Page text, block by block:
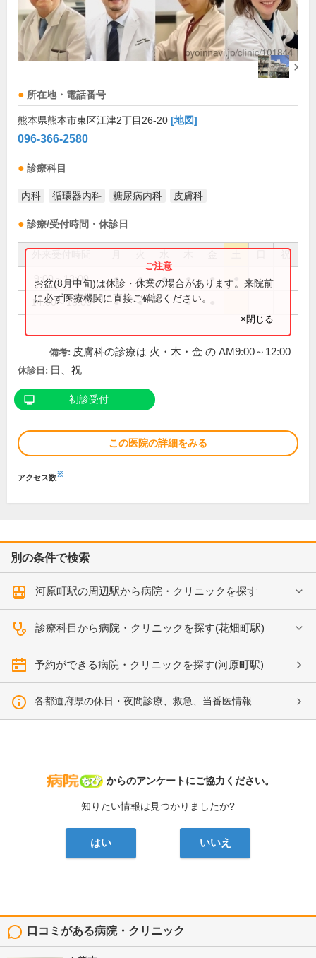
所在地・電話番号
熊本県熊本市東区江津2丁目26-20 [地図]
096-366-2580
診療科目
内科 循環器内科 糖尿病内科 皮膚科
診療/受付時間・休診日
祝
9:00～13:00 ● ● ● ● ●
14:00～18:00 ● ● ●
お盆(8月中旬)は休診・休業の場合があります。来院前
に必ず医療機関に直接ご確認ください。
×閉じる
備考: 皮膚科の診療は 火・木・金 の AM9:00～12:00
休診日: 日、祝
初診受付
この医院の詳細をみる
アクセス数※
別の条件で検索
河原町駅の周辺駅から病院・クリニックを探す
診療科目から病院・クリニックを探す(花畑町駅)
予約ができる病院・クリニックを探す(河原町駅)
各都道府県の休日・夜間診療、救急、当番医情報
病院なび
からのアンケートにご協力ください。
知りたい情報は見つかりましたか?
はい いいえ
口コミがある病院・クリニック